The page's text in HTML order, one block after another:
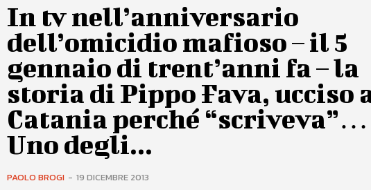
In tv nell’anniversario
dell’omicidio mafioso – il 5
gennaio di trent’anni fa – la
storia di Pippo Fava, ucciso
Catania perché “scriveva”…
Uno degli...
PAOLO BROGI - 19 DICEMBRE 2013